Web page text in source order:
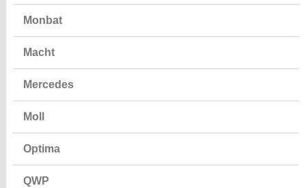
Monbat
Macht
Mercedes
Moll
Optima
QWP